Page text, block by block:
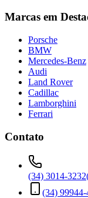
Marcas em
Porsche
BMW
Mercedes-Benz
Audi
Land Rover
Cadillac
Lamborghini
Ferrari
Contato
(34) 3014-3232
(34)